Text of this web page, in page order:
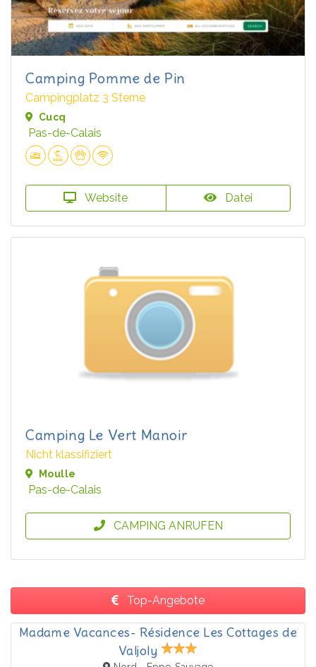
Camping Pomme de Pin
Campingplatz 3 Sterne
Cucq
Pas-de-Calais
Website Datei
Camping Le Vert Manoir
Nicht klassifiziert
Moulle
Pas-de-Calais
CAMPING ANRUFEN
Top-Angebote
Madame Vacances- Résidence Les Cottages de
Valjoly